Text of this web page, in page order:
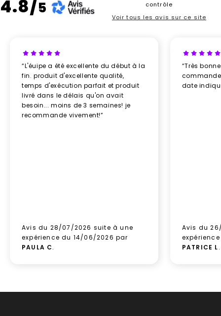
4.8/5
contrôle
Voir tous les avis sur ce site
“L'éuipe a été excellente du début à la
fin. produit d'excellente qualité,
temps d'exécution parfait et produit
livré dans le délais qu'on avait
besoin... moins de 3 semaines! je
recommande vivement!”
Avis du 28/07/2026 suite à une
expérience du 14/06/2026 par
PAULA C.
“Très
date
Avis du
PATRICE L.